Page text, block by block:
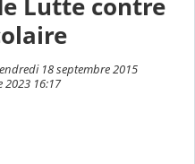
Lutte contre
18 septembre 2015
2023 16:17